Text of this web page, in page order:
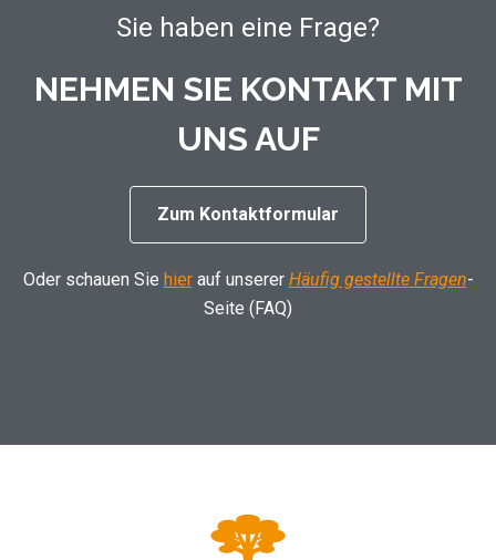
Sie haben eine Frage?
NEHMEN SIE KONTAKT MIT
UNS AUF
Zum Kontaktformular
Oder schauen Sie hier auf unserer Häufig gestellte Fragen-
Seite (FAQ)